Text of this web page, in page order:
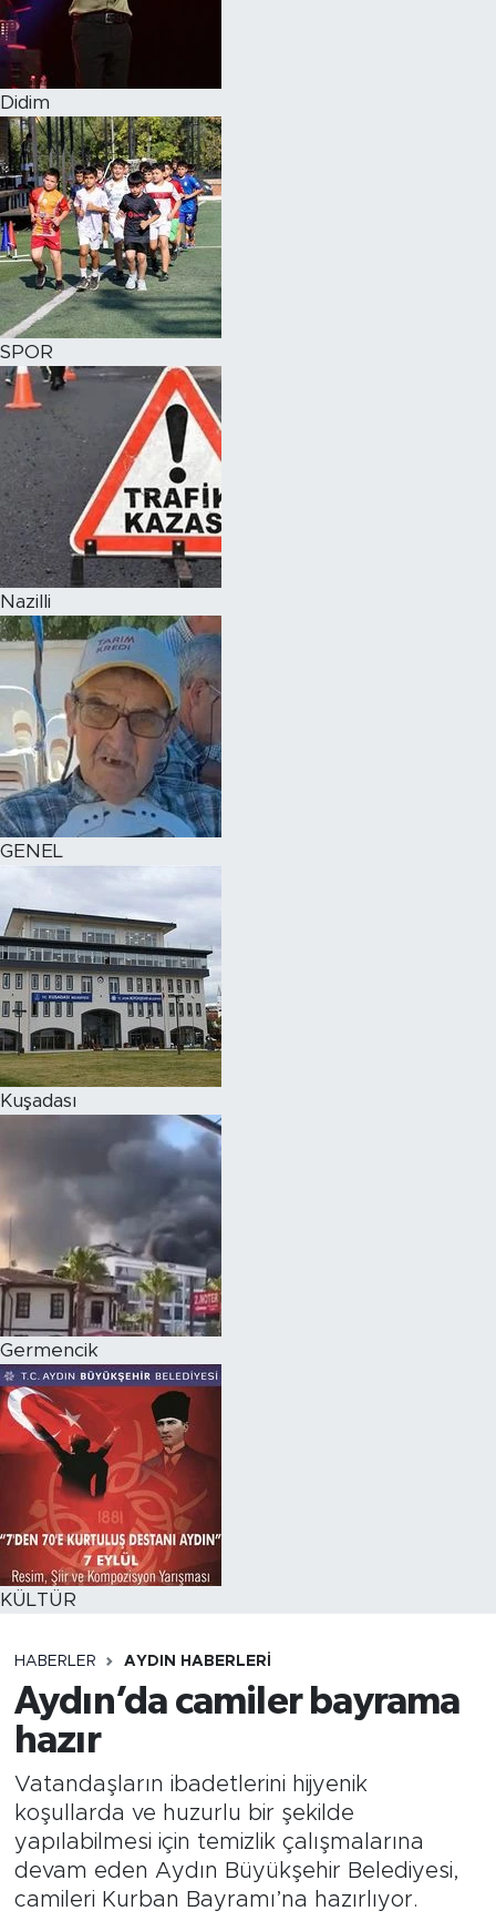
Didim
SPOR
Nazilli
GENEL
Kuşadası
Germencik
KÜLTÜR
HABERLER AYDIN HABERLERI
Aydın’da camiler bayrama
hazır
Vatandaşların ibadetlerini hijyenik
koşullarda ve huzurlu bir şekilde
yapılabilmesi için temizlik çalışmalarına
devam eden Aydın Büyükşehir Belediyesi,
camileri Kurban Bayramı’na hazırlıyor.